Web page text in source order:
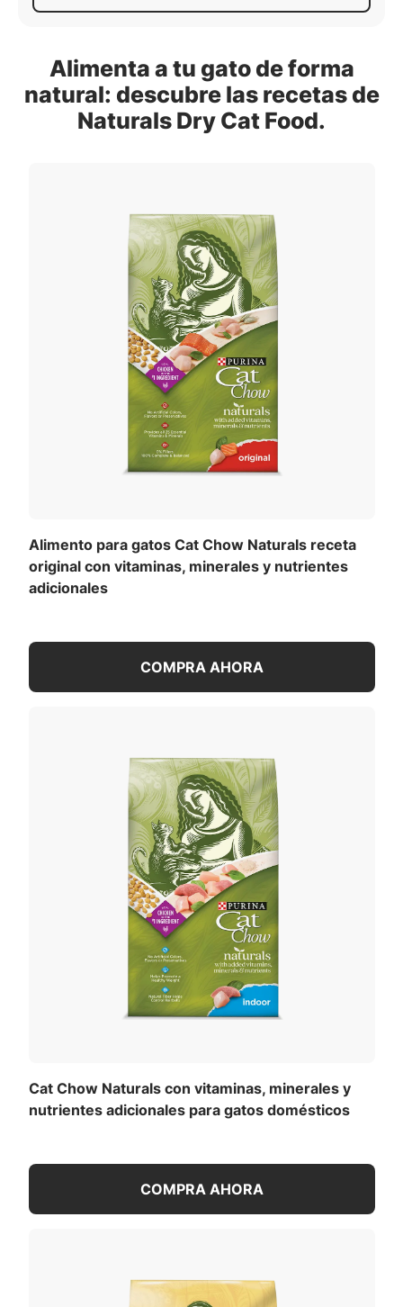
Alimenta a tu gato de forma
natural: descubre las recetas de
Naturals Dry Cat Food.
Alimento para gatos Cat Chow Naturals receta
original con vitaminas, minerales y nutrientes
adicionales
COMPRA AHORA
Cat Chow Naturals con vitaminas, minerales y
nutrientes adicionales para gatos domésticos
COMPRA AHORA